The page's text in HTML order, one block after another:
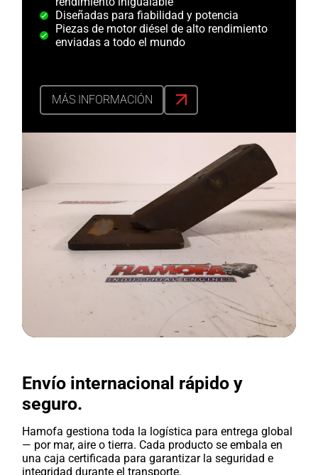
Diseñadas para fiabilidad y potencia
Piezas de motor diésel de alto rendimiento
enviadas a todo el mundo
MÁS INFORMACIÓN
Envío internacional rápido y
seguro.
Hamofa gestiona toda la logística para entrega global
— por mar, aire o tierra. Cada producto se embala en
una caja certificada para garantizar la seguridad e
integridad durante el transporte.